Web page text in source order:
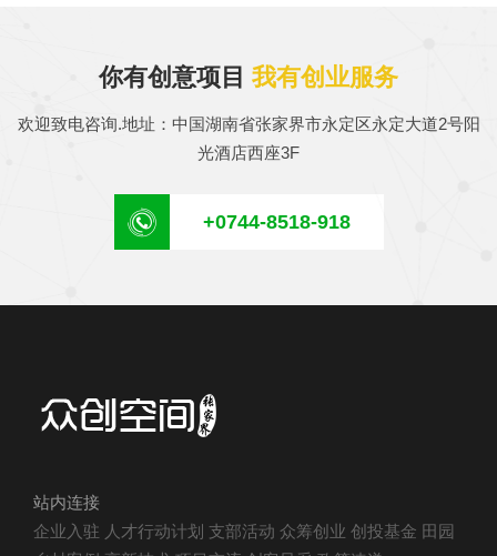
你有创意项目 我有创业服务
欢迎致电咨询.地址：中国湖南省张家界市永定区永定大道2号阳
光酒店西座3F
+0744-8518-918
站内连接
企业入驻 人才行动计划 支部活动 众筹创业 创投基金 田园